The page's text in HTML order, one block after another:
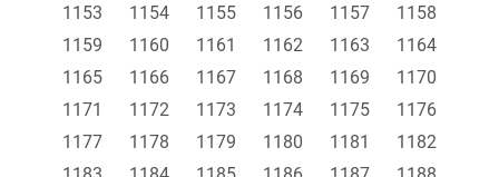
1153 1154 1155 1156 1157
1158
1159
1160 1161 1162 1163
1164
1165
1166 1167 1168 1169
1170
1171
1172 1173 1174 1175
1176
1177
1178 1179 1180 1181
1182